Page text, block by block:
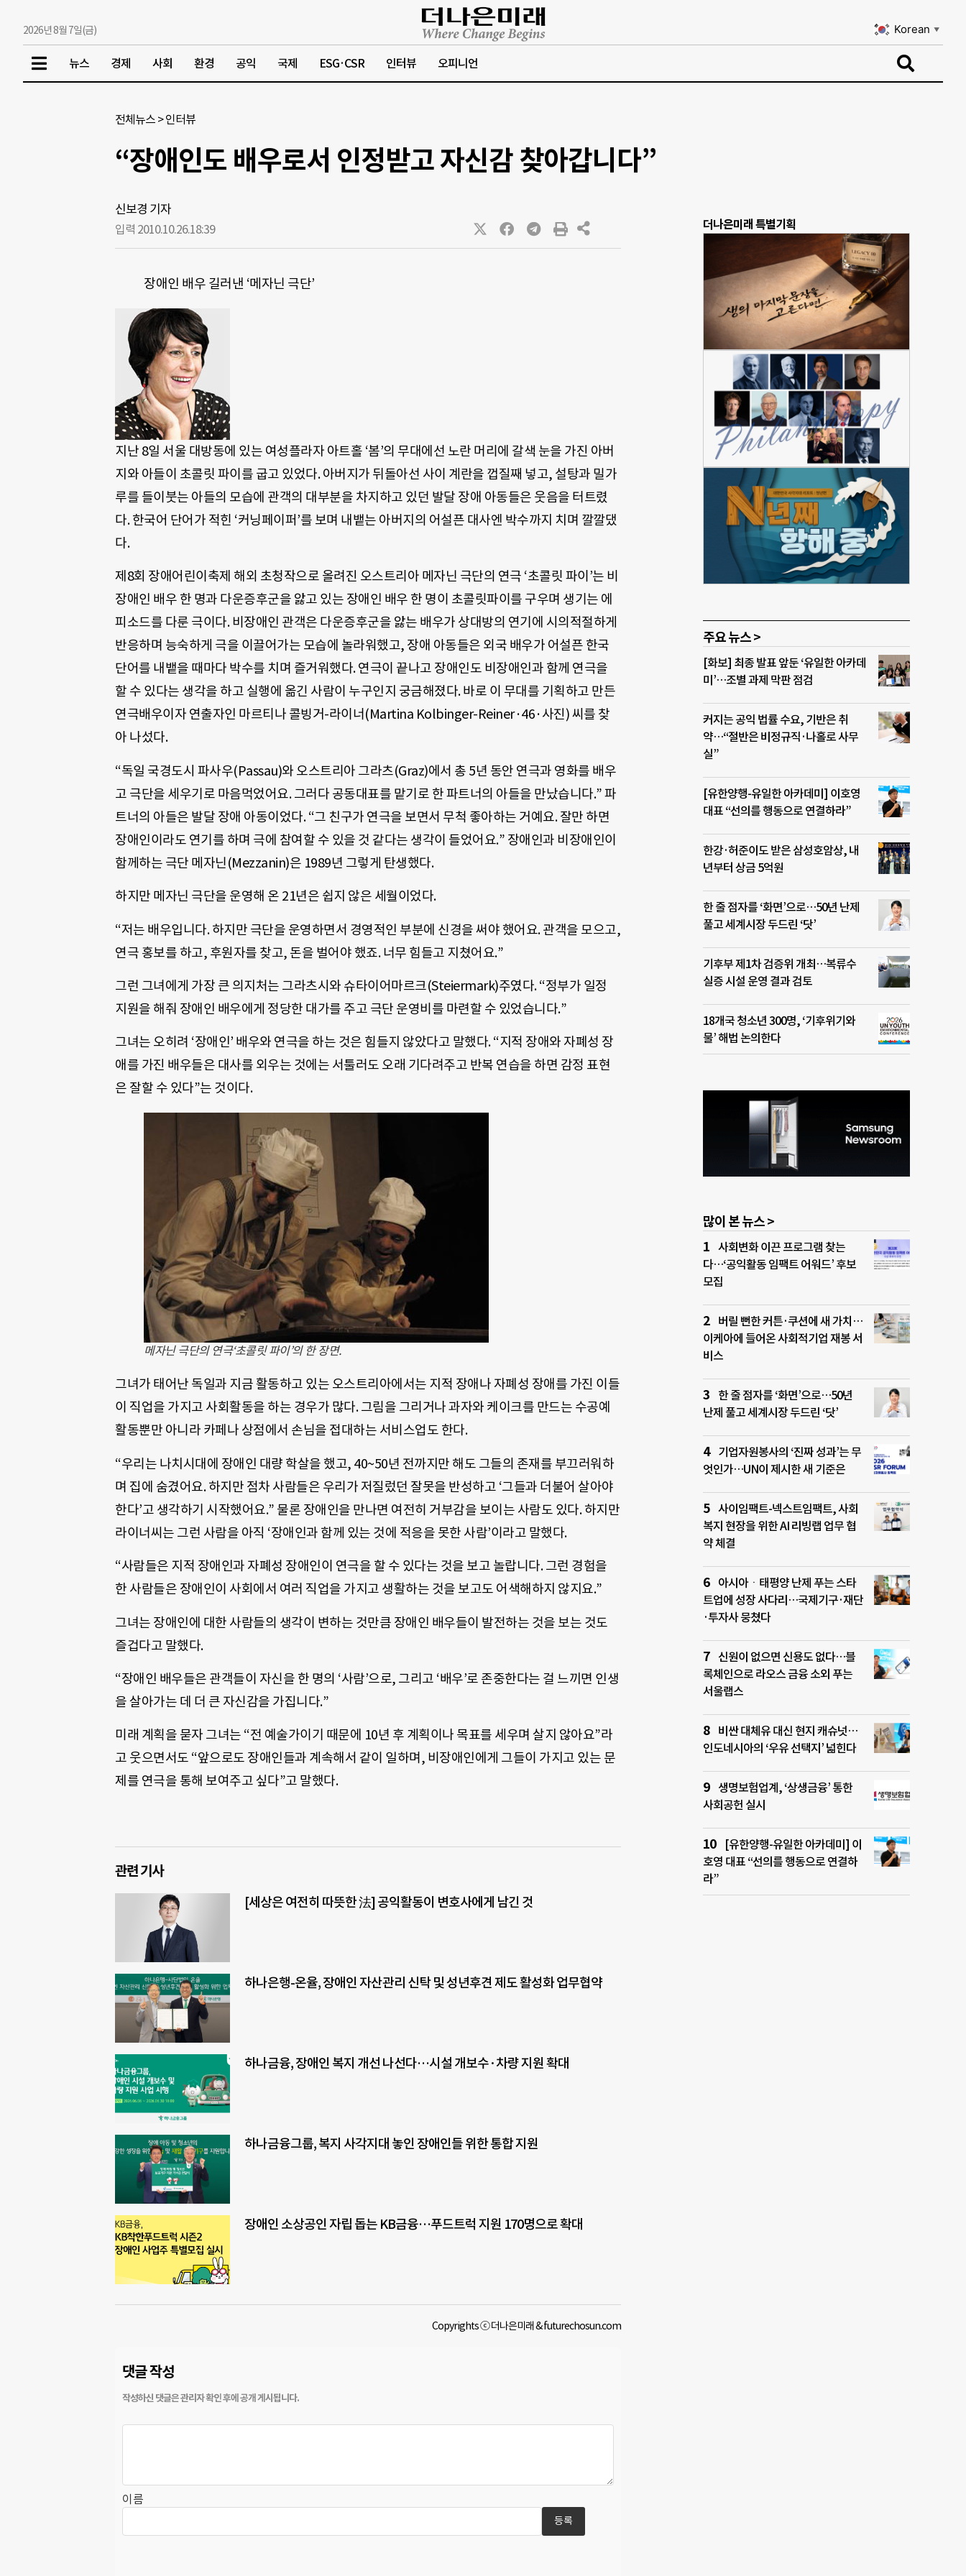
2026년 8월 7일(금) Korean ▼
뉴스 경제 사회 환경 공익 국제 ESG·CSR 인터뷰 오피니언
전체뉴스 >인터뷰
“장애인도 배우로서 인정받고 자신감 찾아갑니다”
신보경 기자
입력 2010.10.26.18:39
장애인 배우 길러낸 ‘메자닌 극단’
지난 8일 서울 대방동에 있는 여성플라자 아트홀 ‘봄’의 무대에선 노란 머리에 갈색 눈을 가진 아버
지와 아들이 초콜릿 파이를 굽고 있었다. 아버지가 뒤돌아선 사이 계란을 껍질째 넣고, 설탕과 밀가
루를 들이붓는 아들의 모습에 관객의 대부분을 차지하고 있던 발달 장애 아동들은 웃음을 터트렸
다. 한국어 단어가 적힌 ‘커닝페이퍼’를 보며 내뱉는 아버지의 어설픈 대사엔 박수까지 치며 깔깔댔
다.
제8회 장애어린이축제 해외 초청작으로 올려진 오스트리아 메자닌 극단의 연극 ‘초콜릿 파이’는 비
장애인 배우 한 명과 다운증후군을 앓고 있는 장애인 배우 한 명이 초콜릿파이를 구우며 생기는 에
피소드를 다룬 극이다. 비장애인 관객은 다운증후군을 앓는 배우가 상대방의 연기에 시의적절하게
반응하며 능숙하게 극을 이끌어가는 모습에 놀라워했고, 장애 아동들은 외국 배우가 어설픈 한국
단어를 내뱉을 때마다 박수를 치며 즐거워했다. 연극이 끝나고 장애인도 비장애인과 함께 연극을
할 수 있다는 생각을 하고 실행에 옮긴 사람이 누구인지 궁금해졌다. 바로 이 무대를 기획하고 만든
연극배우이자 연출자인 마르티나 콜빙거-라이너(Martina Kolbinger-Reiner·46·사진) 씨를 찾
아 나섰다.
“독일 국경도시 파사우(Passau)와 오스트리아 그라츠(Graz)에서 총 5년 동안 연극과 영화를 배우
고 극단을 세우기로 마음먹었어요. 그러다 공동대표를 맡기로 한 파트너의 아들을 만났습니다.” 파
트너의 아들은 발달 장애 아동이었다. “그 친구가 연극을 보면서 무척 좋아하는 거예요. 잘만 하면
장애인이라도 연기를 하며 극에 참여할 수 있을 것 같다는 생각이 들었어요.” 장애인과 비장애인이
함께하는 극단 메자닌(Mezzanin)은 1989년 그렇게 탄생했다.
하지만 메자닌 극단을 운영해 온 21년은 쉽지 않은 세월이었다.
“저는 배우입니다. 하지만 극단을 운영하면서 경영적인 부분에 신경을 써야 했어요. 관객을 모으고,
연극 홍보를 하고, 후원자를 찾고, 돈을 벌어야 했죠. 너무 힘들고 지쳤어요.”
그런 그녀에게 가장 큰 의지처는 그라츠시와 슈타이어마르크(Steiermark)주였다. “정부가 일정
지원을 해줘 장애인 배우에게 정당한 대가를 주고 극단 운영비를 마련할 수 있었습니다.”
그녀는 오히려 ‘장애인’ 배우와 연극을 하는 것은 힘들지 않았다고 말했다. “지적 장애와 자폐성 장
애를 가진 배우들은 대사를 외우는 것에는 서툴러도 오래 기다려주고 반복 연습을 하면 감정 표현
은 잘할 수 있다”는 것이다.
메자닌 극단의 연극‘초콜릿 파이’의 한 장면.
그녀가 태어난 독일과 지금 활동하고 있는 오스트리아에서는 지적 장애나 자폐성 장애를 가진 이들
이 직업을 가지고 사회활동을 하는 경우가 많다. 그림을 그리거나 과자와 케이크를 만드는 수공예
활동뿐만 아니라 카페나 상점에서 손님을 접대하는 서비스업도 한다.
“우리는 나치시대에 장애인 대량 학살을 했고, 40~50년 전까지만 해도 그들의 존재를 부끄러워하
며 집에 숨겼어요. 하지만 점차 사람들은 우리가 저질렀던 잘못을 반성하고 ‘그들과 더불어 살아야
한다’고 생각하기 시작했어요.” 물론 장애인을 만나면 여전히 거부감을 보이는 사람도 있다. 하지만
라이너씨는 그런 사람을 아직 ‘장애인과 함께 있는 것에 적응을 못한 사람’이라고 말했다.
“사람들은 지적 장애인과 자폐성 장애인이 연극을 할 수 있다는 것을 보고 놀랍니다. 그런 경험을
한 사람들은 장애인이 사회에서 여러 직업을 가지고 생활하는 것을 보고도 어색해하지 않지요.”
그녀는 장애인에 대한 사람들의 생각이 변하는 것만큼 장애인 배우들이 발전하는 것을 보는 것도
즐겁다고 말했다.
“장애인 배우들은 관객들이 자신을 한 명의 ‘사람’으로, 그리고 ‘배우’로 존중한다는 걸 느끼면 인생
을 살아가는 데 더 큰 자신감을 가집니다.”
미래 계획을 묻자 그녀는 “전 예술가이기 때문에 10년 후 계획이나 목표를 세우며 살지 않아요”라
고 웃으면서도 “앞으로도 장애인들과 계속해서 같이 일하며, 비장애인에게 그들이 가지고 있는 문
제를 연극을 통해 보여주고 싶다”고 말했다.
관련 기사
[세상은 여전히 따뜻한 法] 공익활동이 변호사에게 남긴 것
하나은행-온율, 장애인 자산관리 신탁 및 성년후견 제도 활성화 업무협약
하나금융, 장애인 복지 개선 나선다…시설 개보수·차량 지원 확대
하나금융그룹, 복지 사각지대 놓인 장애인들 위한 통합 지원
장애인 소상공인 자립 돕는 KB금융…푸드트럭 지원 170명으로 확대
Copyrights ⓒ 더나은미래 & futurechosun.com
댓글 작성
이름
더나은미래 특별기획
주요 뉴스 >
[화보] 최종 발표 앞둔 ‘유일한 아카데
미’…조별 과제 막판 점검
커지는 공익 법률 수요, 기반은 취
약…“절반은 비정규직·나홀로 사무
실”
[유한양행-유일한 아카데미] 이호영
대표 “선의를 행동으로 연결하라”
한강·허준이도 받은 삼성호암상, 내
년부터 상금 5억원
한 줄 점자를 ‘화면’으로…50년 난제
풀고 세계시장 두드린 ‘닷’
기후부 제1차 검증위 개최…복류수
실증 시설 운영 결과 검토
18개국 청소년 300명, ‘기후위기와
물’ 해법 논의한다
많이 본 뉴스 >
사회변화 이끈 프로그램 찾는
다…‘공익활동 임팩트 어워드’ 후보
모집
버릴 뻔한 커튼·쿠션에 새 가치…
이케아에 들어온 사회적기업 재봉 서
비스
한 줄 점자를 ‘화면’으로…50년
난제 풀고 세계시장 두드린 ‘닷’
기업자원봉사의 ‘진짜 성과’는 무
엇인가…UN이 제시한 새 기준은
사이임팩트-넥스트임팩트, 사회
복지 현장을 위한 AI 리빙랩 업무 협
약 체결
아시아ㆍ태평양 난제 푸는 스타
트업에 성장 사다리…국제기구·재단
·투자사 뭉쳤다
신원이 없으면 신용도 없다…블
록체인으로 라오스 금융 소외 푸는
서울랩스
비싼 대체유 대신 현지 캐슈넛…
인도네시아의 ‘우유 선택지’ 넓힌다
생명보험업계, ‘상생금융’ 통한
사회공헌 실시
[유한양행-유일한 아카데미] 이
호영 대표 “선의를 행동으로 연결하
라”